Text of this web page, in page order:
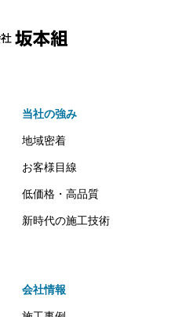
当社の強み
地域密着
お客様目線
低価格・高品質
新時代の施工技術
会社情報